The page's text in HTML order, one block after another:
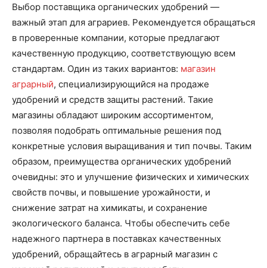
Выбор поставщика органических удобрений —
важный этап для аграриев. Рекомендуется обращаться
в проверенные компании, которые предлагают
качественную продукцию, соответствующую всем
стандартам. Один из таких вариантов: магазин
аграрный, специализирующийся на продаже
удобрений и средств защиты растений. Такие
магазины обладают широким ассортиментом,
позволяя подобрать оптимальные решения под
конкретные условия выращивания и тип почвы. Таким
образом, преимущества органических удобрений
очевидны: это и улучшение физических и химических
свойств почвы, и повышение урожайности, и
снижение затрат на химикаты, и сохранение
экологического баланса. Чтобы обеспечить себе
надежного партнера в поставках качественных
удобрений, обращайтесь в аграрный магазин с